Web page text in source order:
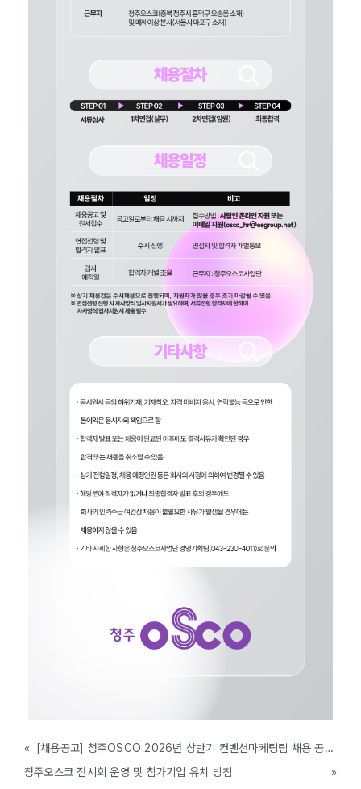
«
[채용공고] 청주OSCO 2026년 상반기 컨벤션마케팅팀 채용 공고(마감)
청주오스코 전시회 운영 및 참가기업 유치 방침
»